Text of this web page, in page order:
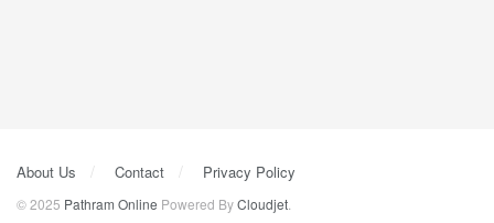
About Us Contact Privacy Policy
© 2025 Pathram Online Powered ByCloudjet